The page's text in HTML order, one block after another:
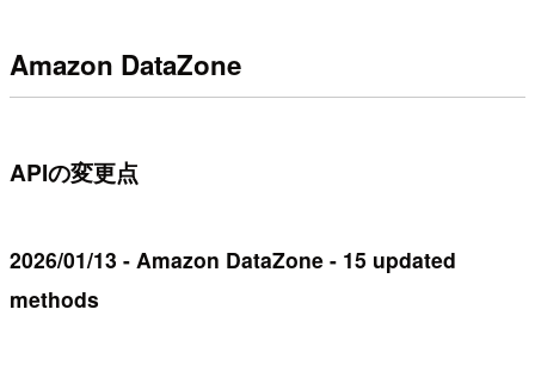
Amazon DataZone
APIの変更点
2026/01/13 - Amazon DataZone - 15 updated
methods